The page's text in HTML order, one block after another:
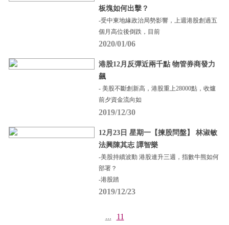
板塊如何出擊？
-受中東地緣政治局勢影響，上週港股創過五
個月高位後倒跌，目前
2020/01/06
港股12月反彈近兩千點 物管券商發力
飆
- 美股不斷創新高，港股重上28000點，收爐
前夕資金流向如
2019/12/30
12月23日 星期一【揀股問盤】 林淑敏
法興陳其志 譚智樂
-美股持續波動 港股連升三週，指數牛熊如何
部署？
-港股踏
2019/12/23
... 11